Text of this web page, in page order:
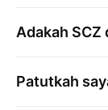
Adakah SCZ
Patutkah